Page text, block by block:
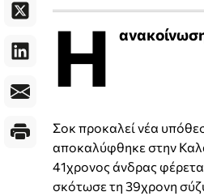
Η
Σοκ προκαλεί νέα
αποκαλύφθηκε στην
41χρονος άνδρας
σκότωσε τη 39χρονη